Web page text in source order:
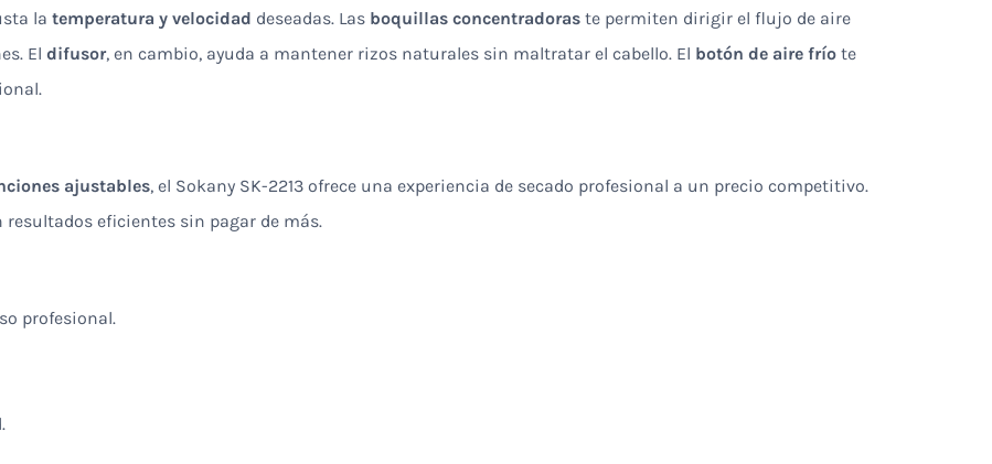
la temperatura y velocidad deseadas. Las boquillas concentradoras te permiten dirigir el flujo de aire
El difusor, en cambio, ayuda a mantener rizos naturales sin maltratar el cabello. El botón de aire frío te
ajustables, el Sokany SK-2213 ofrece una experiencia de secado profesional a un precio competitivo.
eficientes sin pagar de más.
profesional.